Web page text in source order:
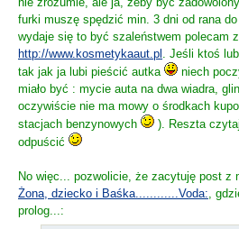
furki muszę spędzić min. 3 dni od rana
wydaje się to być szaleństwem polecam
http://www.kosmetykaaut.pl
. Jeśli ktoś
tak jak ja lubi pieścić autka
niech
miało być : mycie auta na dwa wiadra,
oczywiście nie ma mowy o środkach
stacjach benzynowych
). Reszta
odpuścić
No więc... pozwolicie, że zacytuję post z
Żona, dziecko i Baśka............Voda: ,
prolog...: